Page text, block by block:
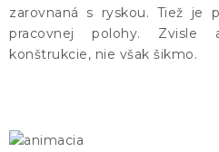
zarovnaná s ryskou. Tiež je
pracovnej polohy. Zvisle
konštrukcie, nie však šikmo.